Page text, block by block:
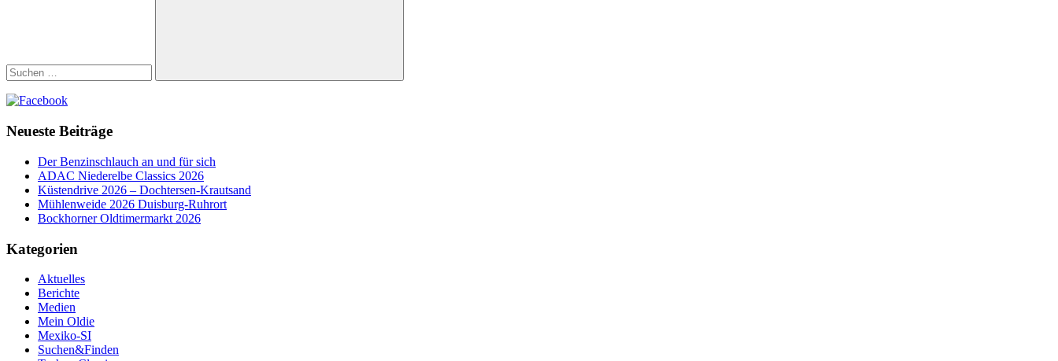
Suchen
Neueste Beiträge
Der Benzinschlauch an und für sich
ADAC Niederelbe Classics 2026
Küstendrive 2026 – Dochtersen-Krautsand
Mühlenweide 2026 Duisburg-Ruhrort
Bockhorner Oldtimermarkt 2026
Kategorien
Aktuelles
Berichte
Medien
Mein Oldie
Mexiko-SI
Suchen&Finden